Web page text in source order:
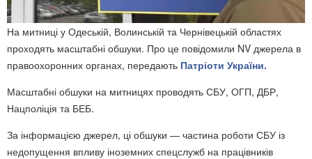
На митниці у Одеській, Волинській та Чернівецькій областях
проходять масштабні обшуки. Про це повідомили NV джерела в
правоохоронних органах, передають Патріоти України.
Масштабні обшуки на митницях проводять СБУ, ОГП, ДБР,
Нацполіція та БЕБ.
За інформацією джерел, ці обшуки — частина роботи СБУ із
недопущення впливу іноземних спецслужб на працівників